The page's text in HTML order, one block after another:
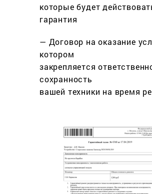
которые будет
гарантия
— Договор на оказание
котором
закрепляется
сохранность
вашей техники на время